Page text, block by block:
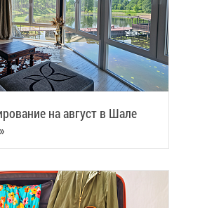
на ав­густ в Ша­ле